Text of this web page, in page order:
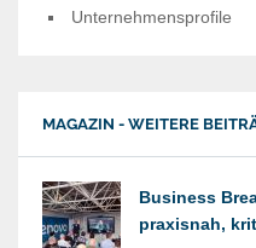
Unternehmensprofile
MAGAZIN - WEITERE
Business
praxisnah,